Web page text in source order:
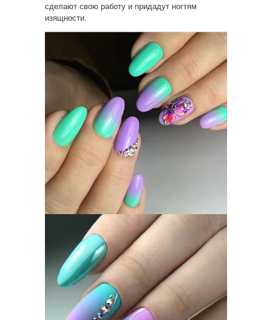
сделают свою работу и придадут ногтям
изящности.